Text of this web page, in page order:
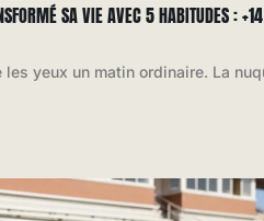
SA VIE AVEC 5 HABITUDES :
yeux un matin ordinaire. La